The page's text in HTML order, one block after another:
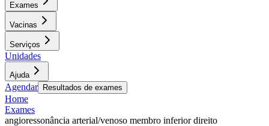
Exames
Vacinas
Serviços
Unidades
Ajuda
Agendar Resultados de exames
Home
Exames
angioressonância arterial/venoso membro inferior direito